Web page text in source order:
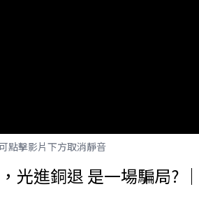
點擊影片下方取消靜音
光進銅退 是一場騙局?